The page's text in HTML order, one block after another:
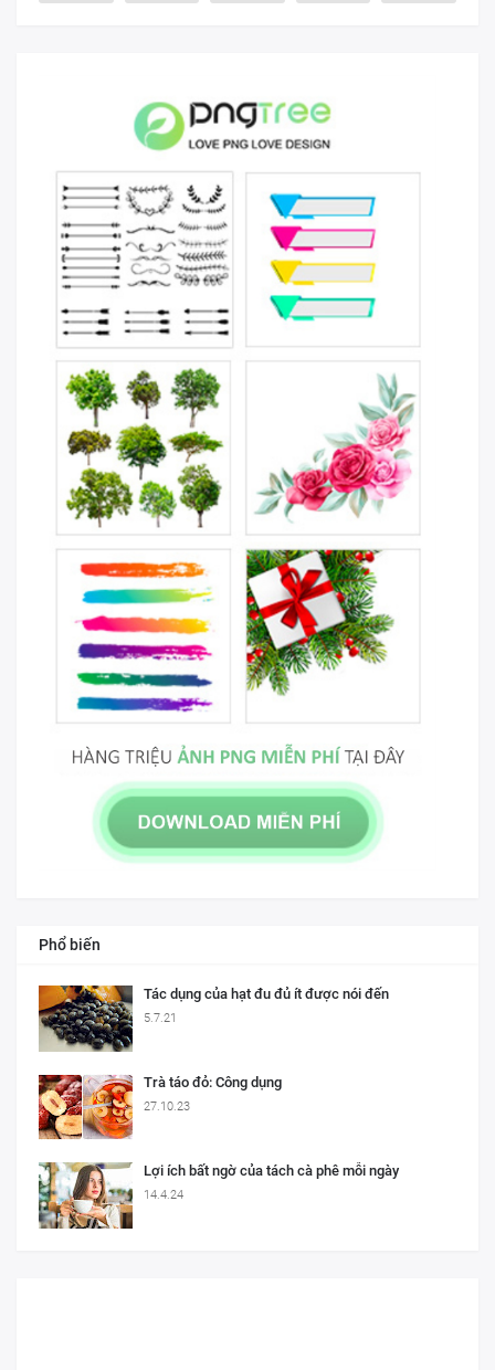
Phổ biến
Tác dụng của hạt đu đủ ít được nói đến
5.7.21
Trà táo đỏ: Công dụng
27.10.23
Lợi ích bất ngờ của tách cà phê mỗi ngày
14.4.24